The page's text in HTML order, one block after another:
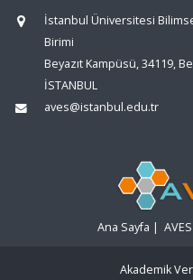
İstanbul Üniversitesi
Birimi
Beyazıt Kampüsü, 34119,
İSTANBUL
aves@istanbul.edu.tr
Ana Sayfa |
Akademik